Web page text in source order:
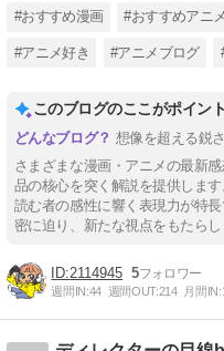
#おすすめ漫画 #おすすめアニメ
#アニメ好き #アニメブログ
このブログのここがポイント
想像を超える鋭
さまざまな漫画・アニメの最新
品の核心を突く解説を提供しま
読む者の感性に響く表現力が特
密に迫り、新たな視点をもたらし
2114945 5
週間IN:44 週間OUT:214 月間IN: